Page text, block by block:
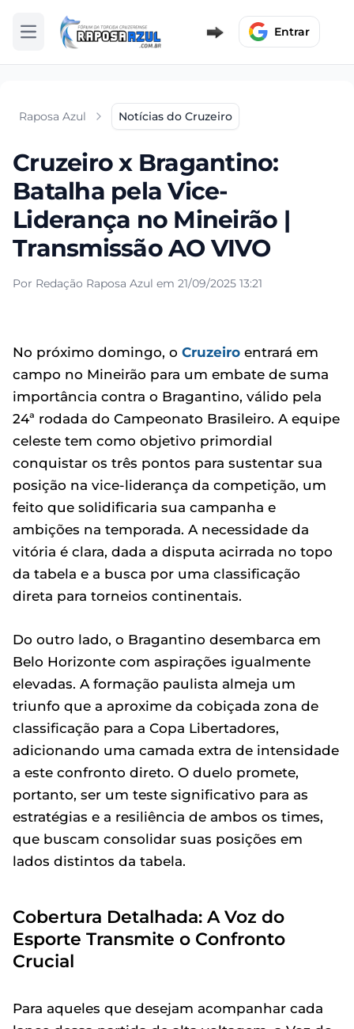
Abrir menu Entrar
Raposa Azul Notícias do Cruzeiro
Cruzeiro x Bragantino:
Batalha pela Vice-
Liderança no Mineirão |
Transmissão AO VIVO
Por Redação Raposa Azul em 21/09/2025 13:21
No próximo domingo, o Cruzeiro entrará em
campo no Mineirão para um embate de suma
importância contra o Bragantino, válido pela
24ª rodada do Campeonato Brasileiro. A equipe
celeste tem como objetivo primordial
conquistar os três pontos para sustentar sua
posição na vice-liderança da competição, um
feito que solidificaria sua campanha e
ambições na temporada. A necessidade da
vitória é clara, dada a disputa acirrada no topo
da tabela e a busca por uma classificação
direta para torneios continentais.
Do outro lado, o Bragantino desembarca em
Belo Horizonte com aspirações igualmente
elevadas. A formação paulista almeja um
triunfo que a aproxime da cobiçada zona de
classificação para a Copa Libertadores,
adicionando uma camada extra de intensidade
a este confronto direto. O duelo promete,
portanto, ser um teste significativo para as
estratégias e a resiliência de ambos os times,
que buscam consolidar suas posições em
lados distintos da tabela.
Cobertura Detalhada: A Voz do
Esporte Transmite o Confronto
Crucial
Para aqueles que desejam acompanhar cada